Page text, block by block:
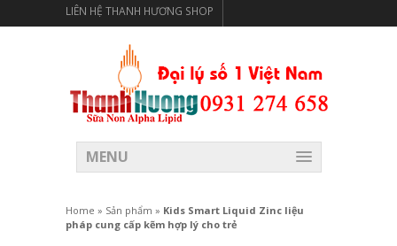
LIÊN HỆ THANH HƯƠNG SHOP
CHO SỨC KHỎE
MENU
Home » Sản phẩm » Kids Smart Liquid Zinc liệu
pháp cung cấp kẽm hợp lý cho trẻ